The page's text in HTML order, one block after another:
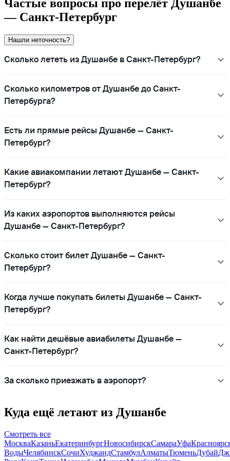
Частые вопросы про перелёт Душанбе
— Санкт-Петербург
Нашли неточность?
Сколько лететь из Душанбе в Санкт-Петербург?
Сколько километров от Душанбе до Санкт-
Петербурга?
Есть ли прямые рейсы Душанбе — Санкт-
Петербург?
Какие авиакомпании летают Душанбе — Санкт-
Петербург?
Из каких аэропортов выполняются рейсы
Душанбе — Санкт-Петербург?
Сколько стоит билет Душанбе — Санкт-
Петербург?
Когда лучше покупать билеты Душанбе — Санкт-
Петербург?
Как найти дешёвые авиабилеты Душанбе —
Санкт-Петербург?
За сколько приезжать в аэропорт?
Куда ещё летают из Душанбе
Смотреть все
МоскваКазаньЕкатеринбургНовосибирскСамараУфа
ВодыЧелябинскСочиХуджандСтамбулАлматыТюменьДубай